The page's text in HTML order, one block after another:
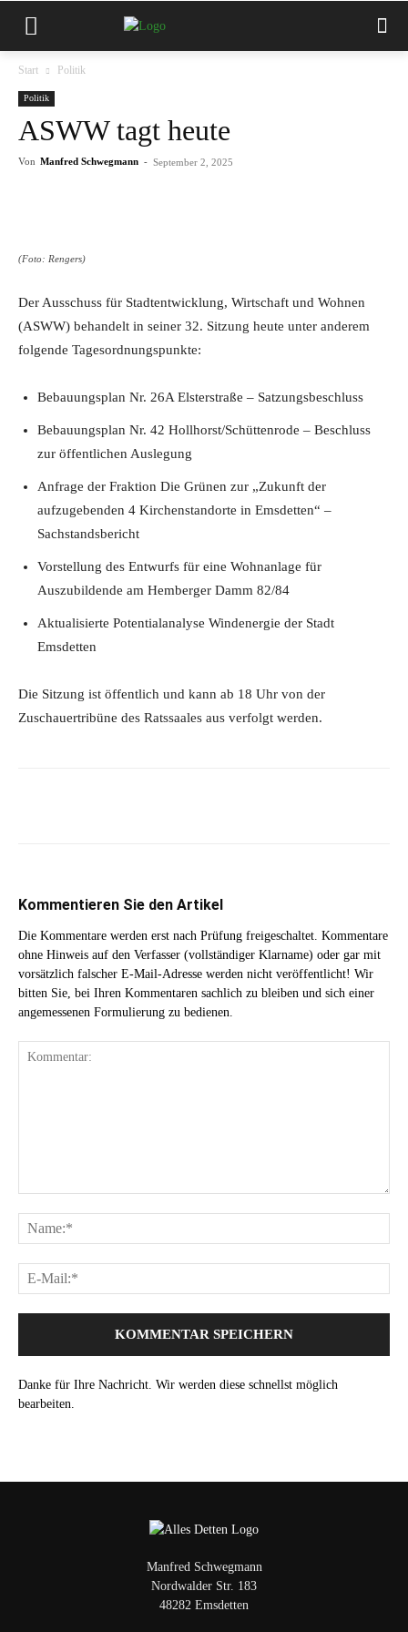
Start Politik
Politik
ASWW tagt heute
Von Manfred Schwegmann - September 2, 2025
(Foto: Rengers)
Der Ausschuss für Stadtentwicklung, Wirtschaft und Wohnen
(ASWW) behandelt in seiner 32. Sitzung heute unter anderem
folgende Tagesordnungspunkte:
Bebauungsplan Nr. 26A Elsterstraße – Satzungsbeschluss
Bebauungsplan Nr. 42 Hollhorst/Schüttenrode – Beschluss
zur öffentlichen Auslegung
Anfrage der Fraktion Die Grünen zur „Zukunft der
aufzugebenden 4 Kirchenstandorte in Emsdetten“ –
Sachstandsbericht
Vorstellung des Entwurfs für eine Wohnanlage für
Auszubildende am Hemberger Damm 82/84
Aktualisierte Potentialanalyse Windenergie der Stadt
Emsdetten
Die Sitzung ist öffentlich und kann ab 18 Uhr von der
Zuschauertribüne des Ratssaales aus verfolgt werden.
Kommentieren Sie den Artikel
Die Kommentare werden erst nach Prüfung freigeschaltet. Kommentare
ohne Hinweis auf den Verfasser (vollständiger Klarname) oder gar mit
vorsätzlich falscher E-Mail-Adresse werden nicht veröffentlicht! Wir
bitten Sie, bei Ihren Kommentaren sachlich zu bleiben und sich einer
angemessenen Formulierung zu bedienen.
Danke für Ihre Nachricht. Wir werden diese schnellst möglich
bearbeiten.
Manfred Schwegmann
Nordwalder Str. 183
48282 Emsdetten